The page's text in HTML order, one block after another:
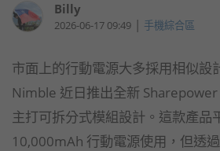
Billy
2026-06-17 09:49 | 手機綜合區
市面上的行動電源大多採用相似設
Nimble 近日推出全新
主打可拆分式模組設計。這款產品
10,000mAh 行動電源使用，但透